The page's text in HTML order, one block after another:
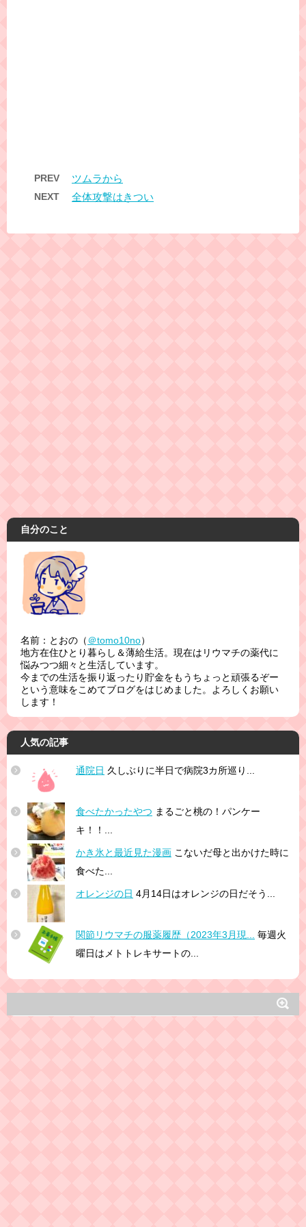
PREV ツムラから
NEXT 全体攻撃はきつい
自分のこと
名前：とおの（＠tomo10no）
地方在住ひとり暮らし＆薄給生活。現在はリウマチの薬代に
悩みつつ細々と生活しています。
今までの生活を振り返ったり貯金をもうちょっと頑張るぞー
という意味をこめてブログをはじめました。よろしくお願い
します！
人気の記事
通院日 久しぶりに半日で病院3カ所巡り...
食べたかったやつ まるごと桃の！パンケー
キ！！...
かき氷と最近見た漫画 こないだ母と出かけた時に
食べた...
オレンジの日 4月14日はオレンジの日だそう...
関節リウマチの服薬履歴（2023年3月現...
毎週火
曜日はメトトレキサートの...